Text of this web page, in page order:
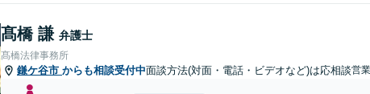
髙橋 謙 弁護士
髙橋法律事務所
鎌ケ谷市 からも相談受付中面談方法(対面・電話・ビデオなど)は応相談営